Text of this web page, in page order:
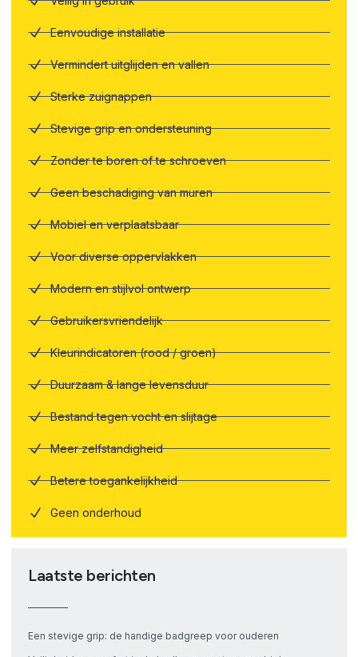
Eenvoudige installatie
Vermindert uitglijden en vallen
Sterke zuignappen
Stevige grip en ondersteuning
Zonder te boren of te schroeven
Geen beschadiging van muren
Mobiel en verplaatsbaar
Voor diverse oppervlakken
Modern en stijlvol ontwerp
Gebruikersvriendelijk
Kleurindicatoren (rood / groen)
Duurzaam & lange levensduur
Bestand tegen vocht en slijtage
Meer zelfstandigheid
Betere toegankelijkheid
Geen onderhoud
Laatste berichten
Een stevige grip: de handige badgreep voor ouderen